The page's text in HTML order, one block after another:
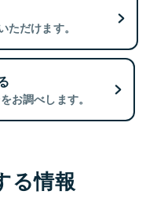
だけます。
お調べします。
る情報